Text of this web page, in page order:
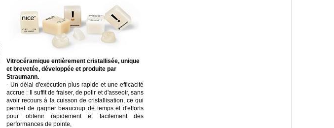
Vitrocéramique entièrement cristallisée, unique
et brevetée, développée et produite par
Straumann.
- Un délai d'exécution plus rapide et une efficacité
accrue : Il suffit de fraiser, de polir et d'asseoir, sans
avoir recours à la cuisson de cristallisation, ce qui
permet de gagner beaucoup de temps et d'efforts
pour obtenir rapidement et facilement des
performances de pointe,